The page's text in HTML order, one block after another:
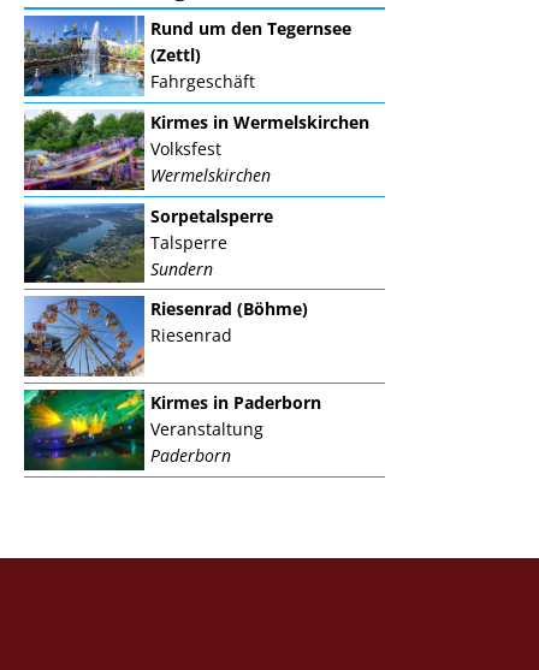
Rund um den Tegernsee
(Zettl)
Fahrgeschäft
Kirmes in Wermelskirchen
Volksfest
Wermelskirchen
Sorpetalsperre
Talsperre
Sundern
Riesenrad (Böhme)
Riesenrad
Kirmes in Paderborn
Veranstaltung
Paderborn